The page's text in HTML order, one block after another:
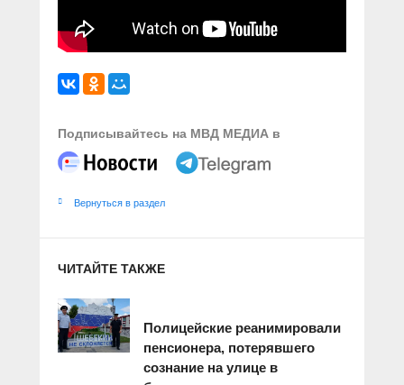
Подписывайтесь на МВД МЕДИА в
Вернуться в раздел
ЧИТАЙТЕ ТАКЖЕ
Полицейские реанимировали
пенсионера, потерявшего
сознание на улице в